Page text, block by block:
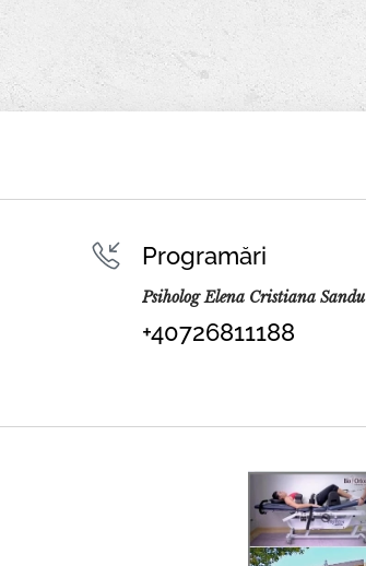
Programări
Psiholog Elena Cristiana Sandu
+40726811188